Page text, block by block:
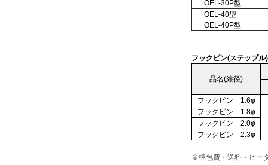
OEL-30P型
OEL-40型
OEL-40P型
フックピン(ステップル)
品名(線径)
フックピン 1.6φ
フックピン 1.8φ
フックピン 2.0φ
フックピン 2.3φ
※梱包費・送料・ヒー